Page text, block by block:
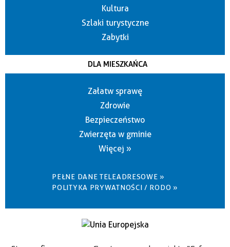
Kultura
Szlaki turystyczne
Zabytki
DLA MIESZKAŃCA
Załatw sprawę
Zdrowie
Bezpieczeństwo
Zwierzęta w gminie
Więcej »
PEŁNE DANE TELEADRESOWE »
POLITYKA PRYWATNOŚCI / RODO »